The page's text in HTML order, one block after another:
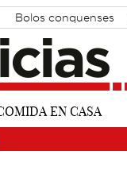
Bolos conquenses